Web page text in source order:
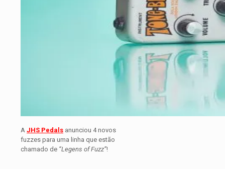
A JHS Pedals anunciou 4 novos
fuzzes para uma linha que estão
chamado de “Legens of Fuzz”!